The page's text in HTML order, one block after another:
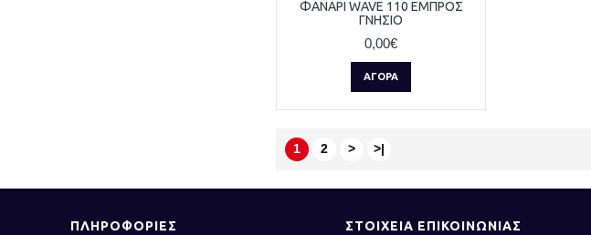
ΦΑΝΑΡΙ WAVE 110 ΕΜΠΡΟΣ
ΓΝΗΣΙΟ
0,00€
ΑΓΟΡΆ
1 2 > >|
ΠΛΗΡΟΦΟΡΙΕΣ ΣΤΟΙΧΕΙΑ ΕΠΙΚΟΙΝΩΝΙΑΣ